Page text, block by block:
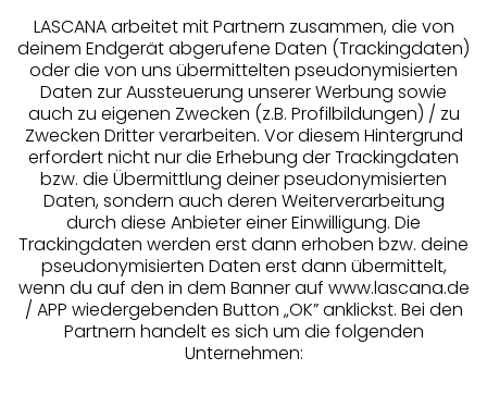
Ratenkauf **
Services
Beratung
Über uns
Rechtliches
LASCANA arbeitet mit Partnern zusammen, die von
deinem Endgerät abgerufene Daten (Trackingdaten)
oder die von uns übermittelten pseudonymisierten
Daten zur Aussteuerung unserer Werbung sowie
auch zu eigenen Zwecken (z.B. Profilbildungen) / zu
Zwecken Dritter verarbeiten. Vor diesem Hintergrund
erfordert nicht nur die Erhebung der Trackingdaten
bzw. die Übermittlung deiner pseudonymisierten
Daten, sondern auch deren Weiterverarbeitung
durch diese Anbieter einer Einwilligung. Die
Trackingdaten werden erst dann erhoben bzw. deine
pseudonymisierten Daten erst dann übermittelt,
wenn du auf den in dem Banner auf www.lascana.de
/ APP wiedergebenden Button „OK” anklickst. Bei den
Partnern handelt es sich um die folgenden
Unternehmen: